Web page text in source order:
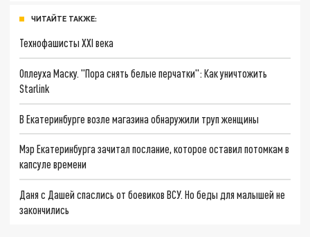
ЧИТАЙТЕ ТАКЖЕ:
Технофашисты XXI века
Оплеуха Маску. "Пора снять белые перчатки": Как уничтожить
Starlink
В Екатеринбурге возле магазина обнаружили труп женщины
Мэр Екатеринбурга зачитал послание, которое оставил потомкам в
капсуле времени
Даня с Дашей спаслись от боевиков ВСУ. Но беды для малышей не
закончились